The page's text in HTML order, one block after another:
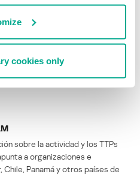
cookies only
más
sobre la actividad y los TTPs
a organizaciones e
Chile, Panamá y otros países de